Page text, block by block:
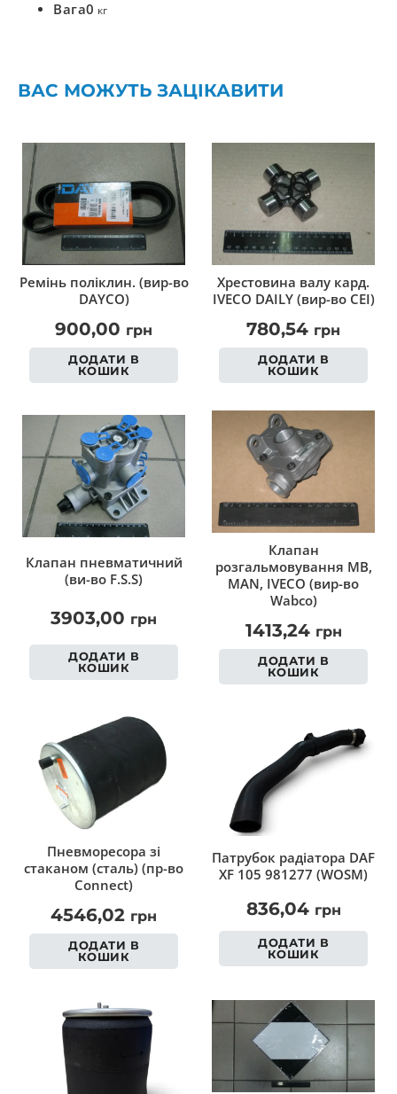
Вага0 кг
ВАС МОЖУТЬ ЗАЦІКАВИТИ
Ремінь поліклин. (вир-во
DAYCO)
900,00 грн
ДОДАТИ В
КОШИК
Хрестовина валу кард.
IVECO DAILY (вир-во CEI)
780,54 грн
ДОДАТИ В
КОШИК
Клапан пневматичний
(ви-во F.S.S)
3903,00 грн
ДОДАТИ В
КОШИК
Клапан
розгальмовування MB,
MAN, IVECO (вир-во
Wabco)
1413,24 грн
ДОДАТИ В
КОШИК
Пневморесора зі
стаканом (сталь) (пр-во
Connect)
4546,02 грн
ДОДАТИ В
КОШИК
Патрубок радіатора DAF
XF 105 981277 (WOSM)
836,04 грн
ДОДАТИ В
КОШИК